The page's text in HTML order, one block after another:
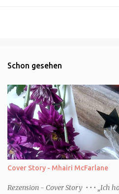
Schon gesehen
Cover Story - Mhairi McFarlane
Rezension - Cover Story • • • „Ich